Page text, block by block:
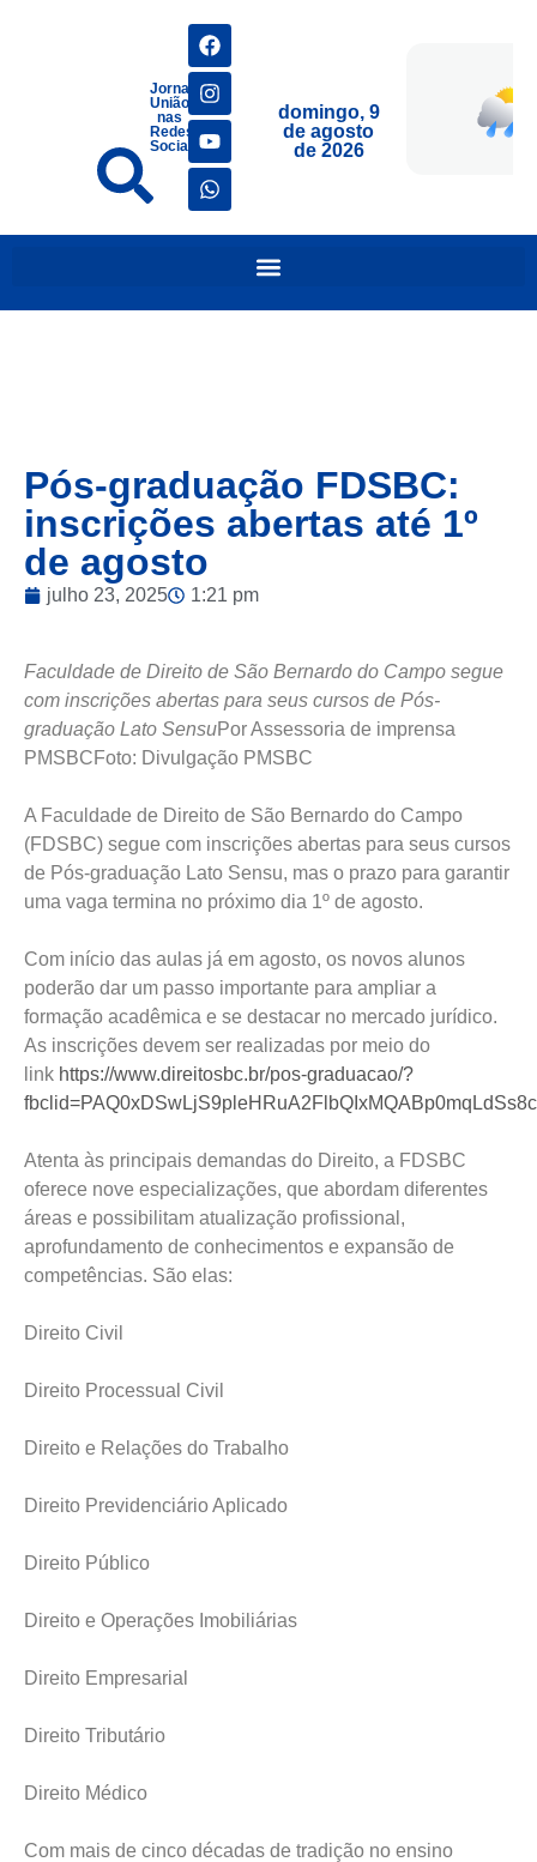
Jornais
União
nas
Redes
Sociais
domingo, 9
de agosto
de 2026
Pós-graduação FDSBC:
inscrições abertas até 1º
de agosto
julho 23, 2025 1:21 pm
Faculdade de Direito de São Bernardo do Campo segue
com inscrições abertas para seus cursos de Pós-
graduação Lato SensuPor Assessoria de imprensa
PMSBCFoto: Divulgação PMSBC
A Faculdade de Direito de São Bernardo do Campo
(FDSBC) segue com inscrições abertas para seus cursos
de Pós-graduação Lato Sensu, mas o prazo para garantir
uma vaga termina no próximo dia 1º de agosto.
Com início das aulas já em agosto, os novos alunos
poderão dar um passo importante para ampliar a
formação acadêmica e se destacar no mercado jurídico.
As inscrições devem ser realizadas por meio do
link https://www.direitosbc.br/pos-graduacao/?
Atenta às principais demandas do Direito, a FDSBC
oferece nove especializações, que abordam diferentes
áreas e possibilitam atualização profissional,
aprofundamento de conhecimentos e expansão de
competências. São elas:
Direito Civil
Direito Processual Civil
Direito e Relações do Trabalho
Direito Previdenciário Aplicado
Direito Público
Direito e Operações Imobiliárias
Direito Empresarial
Direito Tributário
Direito Médico
Com mais de cinco décadas de tradição no ensino